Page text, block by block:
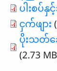
ပါးစပ်နှ
ငှက်ဖျား
ပိုးသတ်ဆ
(2.73